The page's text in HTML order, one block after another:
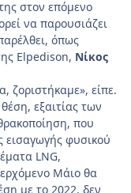
στον επόμενο
να παρουσιάζει
όπως
Elpedison, Νίκος
ζοριστήκαμε», είπε.
εξαιτίας των
που
εισαγωγής φυσικού
LNG,
Μάιο θα
με το 2022, δεν